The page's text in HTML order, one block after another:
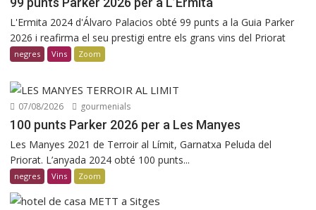
L'Ermita 2024 d'Álvaro Palacios obté 99 punts a la Guia Parker
2026 i reafirma el seu prestigi entre els grans vins del Priorat
negres Vins Zoom
07/08/2026 gourmenials
100 punts Parker 2026 per a Les Manyes
Les Manyes 2021 de Terroir al Límit, Garnatxa Peluda del
Priorat. L’anyada 2024 obté 100 punts...
negres Vins Zoom